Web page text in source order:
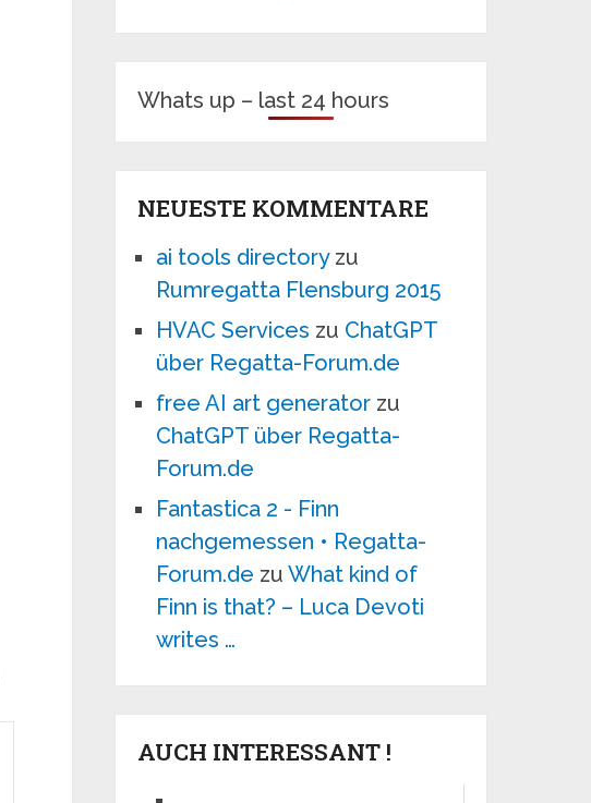
Whats up – last 24 hours
NEUESTE KOMMENTARE
ai tools directoryzu
Rumregatta Flensburg 2015
HVAC Services zu ChatGPT
über Regatta-Forum.de
free AI art generator zu
ChatGPT über Regatta-
Forum.de
Fantastica 2 - Finn
nachgemessen • Regatta-
Forum.de zuWhat kind of
Finn is that? – Luca Devoti
writes …
AUCH INTERESSANT !